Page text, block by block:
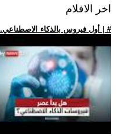
اخر الافلام
.. أول فيروس بالذكاء الاصطناعي.. هل تخرج الأمور عن السيطرة؟ | #